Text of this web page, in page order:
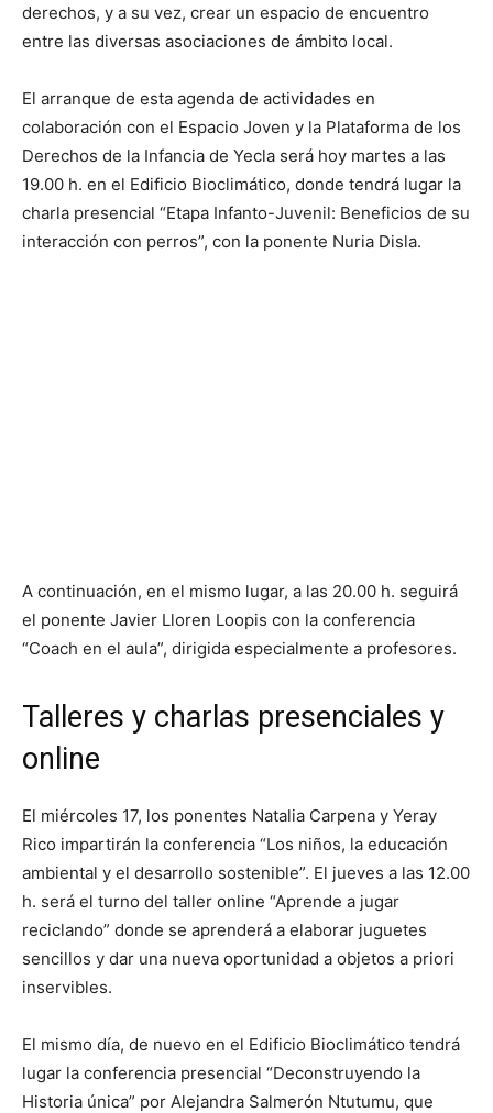
derechos, y a su vez, crear un espacio de encuentro
entre las diversas asociaciones de ámbito local.
El arranque de esta agenda de actividades en
colaboración con el Espacio Joven y la Plataforma de los
Derechos de la Infancia de Yecla será hoy martes a las
19.00 h. en el Edificio Bioclimático, donde tendrá lugar la
charla presencial “Etapa Infanto-Juvenil: Beneficios de su
interacción con perros”, con la ponente Nuria Disla.
A continuación, en el mismo lugar, a las 20.00 h. seguirá
el ponente Javier Lloren Loopis con la conferencia
“Coach en el aula”, dirigida especialmente a profesores.
Talleres y charlas presenciales y
online
El miércoles 17, los ponentes Natalia Carpena y Yeray
Rico impartirán la conferencia “Los niños, la educación
ambiental y el desarrollo sostenible”. El jueves a las 12.00
h. será el turno del taller online “Aprende a jugar
reciclando” donde se aprenderá a elaborar juguetes
sencillos y dar una nueva oportunidad a objetos a priori
inservibles.
El mismo día, de nuevo en el Edificio Bioclimático tendrá
lugar la conferencia presencial “Deconstruyendo la
Historia única” por Alejandra Salmerón Ntutumu, que